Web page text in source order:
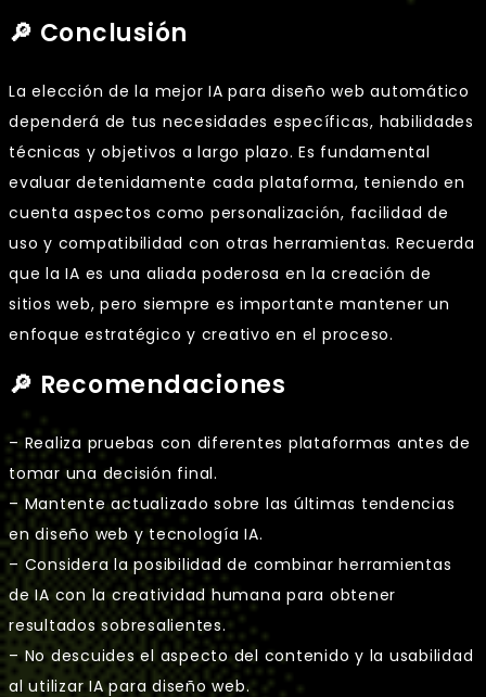
🔎 Conclusión
La elección de la mejor IA para diseño web automático
dependerá de tus necesidades específicas, habilidades
técnicas y objetivos a largo plazo. Es fundamental
evaluar detenidamente cada plataforma, teniendo en
cuenta aspectos como personalización, facilidad de
uso y compatibilidad con otras herramientas. Recuerda
que la IA es una aliada poderosa en la creación de
sitios web, pero siempre es importante mantener un
enfoque estratégico y creativo en el proceso.
🔎 Recomendaciones
– Realiza pruebas con diferentes plataformas antes de
tomar una decisión final.
– Mantente actualizado sobre las últimas tendencias
en diseño web y tecnología IA.
– Considera la posibilidad de combinar herramientas
de IA con la creatividad humana para obtener
resultados sobresalientes.
– No descuides el aspecto del contenido y la usabilidad
al utilizar IA para diseño web.